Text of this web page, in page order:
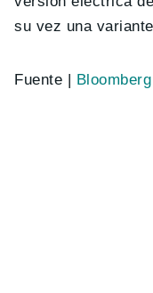
su vez una
Fuente | Bloomberg